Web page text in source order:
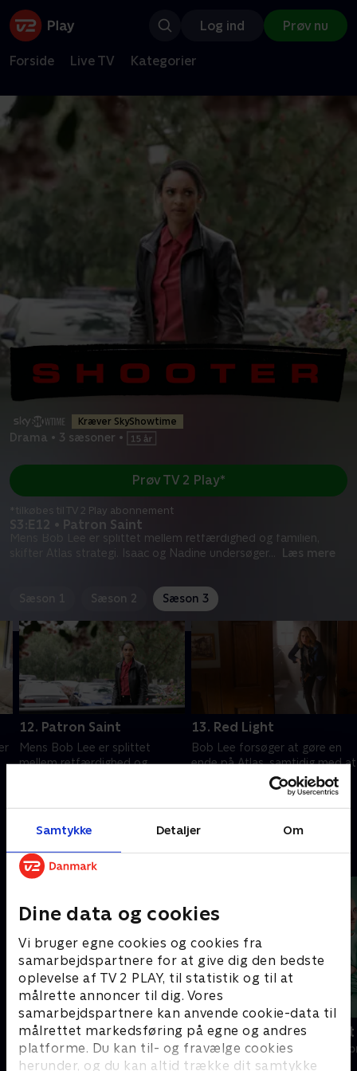
Samtykke Detaljer Om
Dine data og cookies
Vi bruger egne cookies og cookies fra
samarbejdspartnere for at give dig den bedste
oplevelse af TV 2 PLAY, til statistik og til at
målrette annoncer til dig. Vores
samarbejdspartnere kan anvende cookie-data til
målrettet markedsføring på egne og andres
platforme. Du kan til- og fravælge cookies
herunder, og du kan altid trække dit samtykke
Log ind Prøv nu
Forside Live TV Kategorier
Kræver SkyShowtime
Drama • 3 sæsoner •
S3:E12 • Patron Saint
Mens Bob Lee er splittet mellem retfærdighed og familien,
skifter Atlas strategi. Isaac og Nadine undersøger... Læs mere
Prøv TV 2 Play*
*tilkøbes til TV 2 Play abonnement
Sæson 2 Sæson 3
12. Patron Saint
Mens Bob Lee er splittet
mellem retfærdighed og
overset ledetråd om Jack Long.
13. Red Light
Bob Lee forsøger at gøre en
ende på Atlas, samtidig med at
han kæmper for at bevare
ægteskabet og rede de sidste
tråde fra fortiden ud.
Andre så også
Happy fucking Pride
Drama • 1 sæsoner
Fake Patient
Drama • 1